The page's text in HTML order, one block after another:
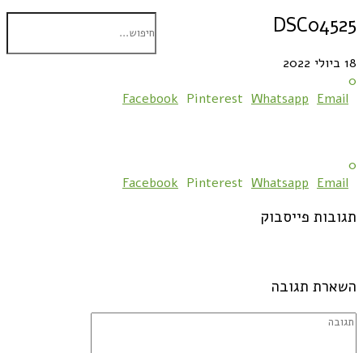
DSC04525
18 ביולי 2022
0
Facebook Pinterest Whatsapp Email
0
Facebook Pinterest Whatsapp Email
תגובות פייסבוק
השארת תגובה